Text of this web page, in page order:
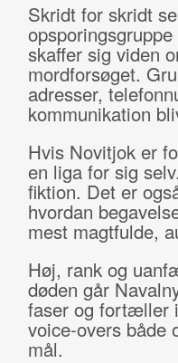
Skridt for skridt
skaffer sig viden
mordforsøget.
adresser,
kommunikation
Hvis Novitjok er
en liga for sig
fiktion. Det er
hvordan
mest magtfulde,
Høj, rank og
døden går
faser og fortæller
voice-overs både
mål.